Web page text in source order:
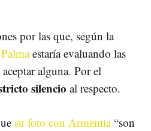
por las que, según la
estaría evaluando las
alguna. Por el
silencio al respecto.
su foto con Armentia“son